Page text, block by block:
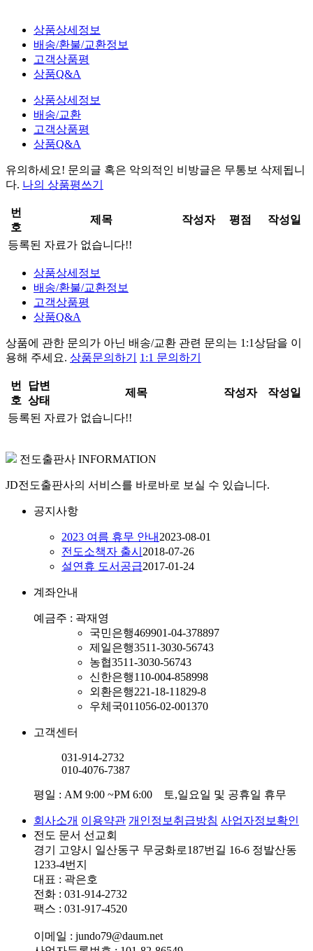
상품상세정보
배송/환불/교환정보
고객상품평
상품Q&A
상품상세정보
배송/교환
고객상품평
상품Q&A
유의하세요! 문의글 혹은 악의적인 비방글은 무통보 삭제 됩니
다. 나의 상품평쓰기
번
호
제목 작성자 평점 작성일
등록된 자료가 없습니다!!
상품상세정보
배송/환불/교환정보
고객상품평
상품Q&A
상품에 관한 문의가 아닌 배송/교환 관련 문의는 1:1상담을 이
용해 주세요. 상품문의하기 1:1 문의하기
번
호
답변
상태
제목 작성자 작성일
등록된 자료가 없습니다!!
전도출판사 INFORMATION
JD전도출판사의 서비스를 바로바로 보실 수 있습니다.
공지사항
2023 여름 휴무 안내 2023-08-01
전도소책자 출시 2018-07-26
설연휴 도서공급2017-01-24
계좌안내
예금주 : 곽재영
국민은행469901-04-378897
제일은행3511-3030-56743
농협3511-3030-56743
신한은행110-004-858998
외환은행221-18-11829-8
우체국011056-02-001370
고객센터
031-914-2732
010-4076-7387
평일 : AM 9:00 ~PM 6:00 토,일요일 및 공휴일 휴무
회사소개 이용약관 개인정보취급방침 사업자정보확인
전도 문서 선교회
경기 고양시 일산동구 무궁화로187번길 16-6 정발산동
1233-4번지
대표 : 곽은호
전화 : 031-914-2732
팩스 : 031-917-4520
이메일 : jundo79@daum.net